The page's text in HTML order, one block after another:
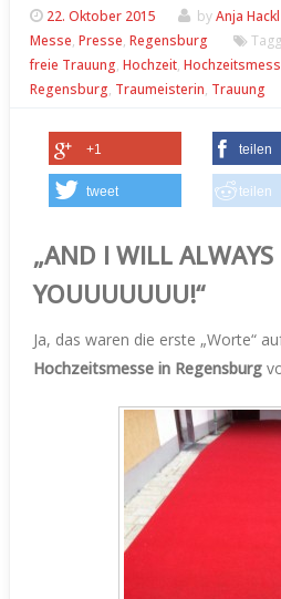
22. Oktober 2015 byAnja Hackl
Messe, Presse, Regensburg
freie Trauung, Hochzeit,
Regensburg, Traumeisterin, Trauung
+1 teilen
tweet teilen
„AND I WILL ALWAYS
YOUUUUUUU!“
Ja, das waren die erste „Worte“
Hochzeitsmesse in Regensburg